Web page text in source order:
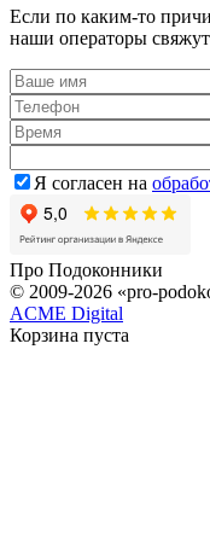
Если по каким-то
наши операторы
Я согласен на
Про Подоконники
© 2009-2026 «pro-
ACME Digital
Корзина пуста